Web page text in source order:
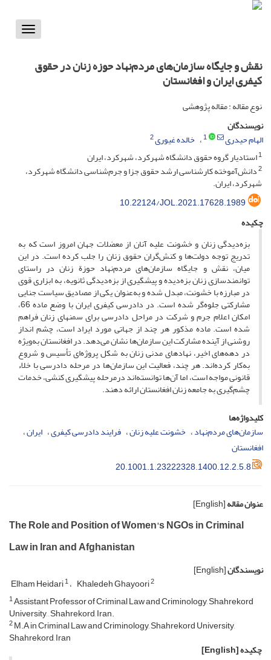
Toggle
نقش و جایگاه سازمان‌های مردم‌نهاد حوزه زنان در حقوق
کیفری ایران و افغانستان
نوع مقاله : مقاله پژوهشی
نویسندگان
الهام حیدری
1 خالده غیوری2
1استادیار گروه حقوق دانشگاه شهرکرد، شهرکرد، ایران
2دانش‌آموخته کارشناسی ارشد حقوق جزا و جرم‌شناسی دانشگاه شهرکرد،
شهرکرد، ایران.
10.22124/JOL.2021.17628.1989
چکیده
بزه‌دیدگی زنان و خشونت علیه آنان از معضلات جهان امروز است که به
تدریج توجه دولت‌ها و کنش‌گران حقوق زنان را جلب کرده است. در این
میان، نقش و جایگاه سازمان‌های مردم‌نهاد حوزة زنان در راستای
توانمندسازی زنان بزه‌دیده و پیشگیری از بزه‌دیدگی ثانویه، به ابزاری قوی
در مبارزه با خشونت، مبدل شده و به‌عنوان یکی از مصادیق سیاست جنایی
مشارکتی جلوه‌گر شده است. در دادرسی کیفری ایران با وضع ماده 66،
امکان اعلام جرم و شرکت در مراحل دادرسی برای سمن­های زنان فراهم
شده است. ماده مذکور هر چند از جهاتی مورد ایراد است، چشم انداز
روشنی از آینده مشارکت این سازمان‌ها نشان می‌دهد. در افغانستان به‌ویژه
در دهه‌های اخیر، نهادهای مدنی زنان به شکل پروژه‌ای تأسیس و شروع
به‌کار کرده‌اند. هر چند، فعالیت این سازمان‌ها در مرحله دادرسی با خلاء
قانونی مواجه است، اما آن‌ها توانسته‌اند درمرحله پیشگیری کنشی، خدمات
چشم‌گیری به جامعه زنان افغانستان ارائه دهند.
کلیدواژه‌ها
سازمان‌های مردم‌نهاد خشونت علیه زنان فرایند دادرسی کیفری ایران
افغانستان
20.1001.1.23222328.1400.12.2.5.8
عنوان مقاله[English]
The Role and Position of Women's NGOs in Criminal
Law in Iran and Afghanistan
نویسندگان[English]
Elham Heidari1 Khaledeh Ghayoori2
1Assistant Professor of Criminal Law and Criminology, Shahrekord
University, , Shahrekord, Iran.
2M.A in Criminal Law and Criminology, Shahrekord University,
Shahrekord, Iran
چکیده[English]